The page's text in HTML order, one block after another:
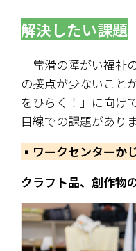
解決したい課題
常滑の障がい福祉
の接点が少ないこと
をひらく！」に向け
目線での課題がありま
▪️ワークセンターか
クラフト品、創作物